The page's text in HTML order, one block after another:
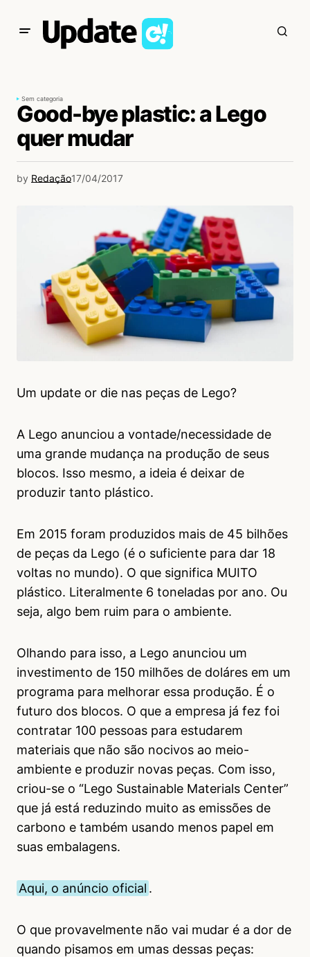
Sem categoria
Good-bye plastic: a Lego
quer mudar
by Redação17/04/2017
Um update or die nas peças de Lego?
A Lego anunciou a vontade/necessidade de
uma grande mudança na produção de seus
blocos. Isso mesmo, a ideia é deixar de
produzir tanto plástico.
Em 2015 foram produzidos mais de 45 bilhões
de peças da Lego (é o suficiente para dar 18
voltas no mundo). O que significa MUITO
plástico. Literalmente 6 toneladas por ano. Ou
seja, algo bem ruim para o ambiente.
Olhando para isso, a Lego anunciou um
investimento de 150 milhões de doláres em um
programa para melhorar essa produção. É o
futuro dos blocos. O que a empresa já fez foi
contratar 100 pessoas para estudarem
materiais que não são nocivos ao meio-
ambiente e produzir novas peças. Com isso,
criou-se o “Lego Sustainable Materials Center”
que já está reduzindo muito as emissões de
carbono e também usando menos papel em
suas embalagens.
Aqui, o anúncio oficial .
O que provavelmente não vai mudar é a dor de
quando pisamos em umas dessas peças: